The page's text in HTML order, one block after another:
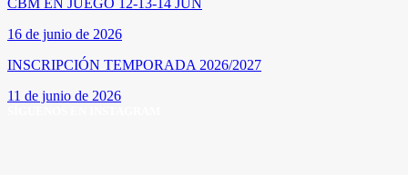
16 de junio de 2026
INSCRIPCIÓN TEMPORADA 2026/2027
11 de junio de 2026